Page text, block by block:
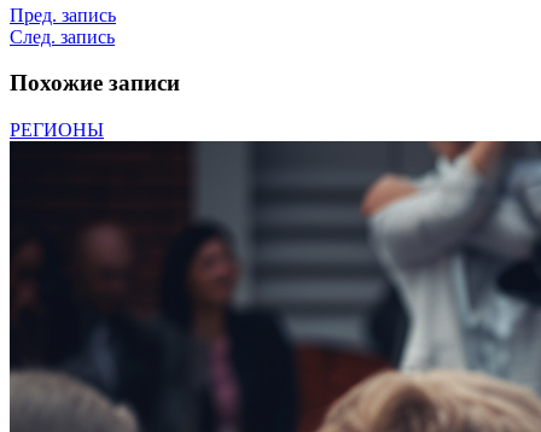
Пред. запись
След. запись
Похожие записи
РЕГИОНЫ